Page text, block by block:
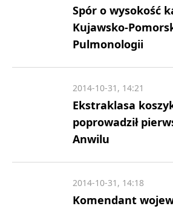
Spór o wysokość
Kujawsko-
Pulmonologii
Ekstraklasa
poprowadził
Anwilu
2014-10-31, 14:21
Komendant
2014-10-31, 14:18